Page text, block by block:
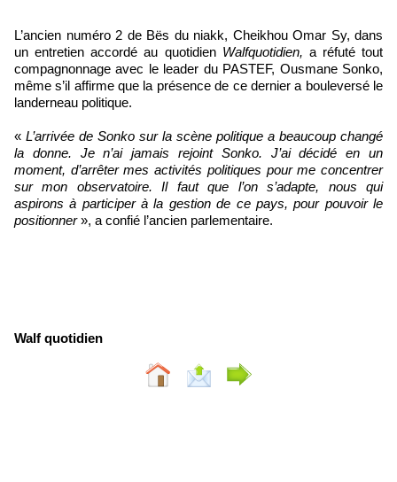
L’ancien numéro 2 de Bës du niakk, Cheikhou Omar Sy, dans
un entretien accordé au quotidien Walfquotidien, a réfuté tout
compagnonnage avec le leader du PASTEF, Ousmane Sonko,
même s’il affirme que la présence de ce dernier a bouleversé le
landerneau politique.
« L’arrivée de Sonko sur la scène politique a beaucoup changé
la donne. Je n’ai jamais rejoint Sonko. J’ai décidé en un
moment, d’arrêter mes activités politiques pour me concentrer
sur mon observatoire. Il faut que l’on s’adapte, nous qui
aspirons à participer à la gestion de ce pays, pour pouvoir le
positionner», a confié l’ancien parlementaire.
Walf quotidien